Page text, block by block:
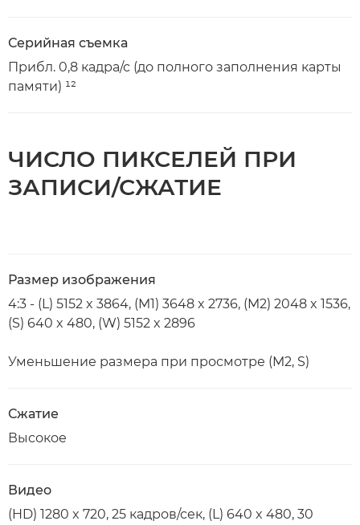
Серийная съемка
Прибл. 0,8 кадра/с (до полного заполнения карты
памяти) ¹²
ЧИСЛО ПИКСЕЛЕЙ ПРИ
ЗАПИСИ/СЖАТИЕ
Размер изображения
4:3 - (L) 5152 x 3864, (M1) 3648 x 2736, (M2) 2048 x 1536,
(S) 640 x 480, (W) 5152 x 2896
Уменьшение размера при просмотре (M2, S)
Сжатие
Высокое
Видео
(HD) 1280 x 720, 25 кадров/сек, (L) 640 x 480, 30